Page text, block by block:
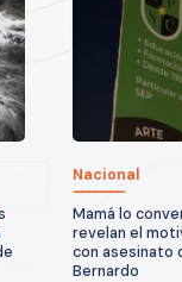
Nacional
Mamá lo
revelan el
con asesinato
Bernardo